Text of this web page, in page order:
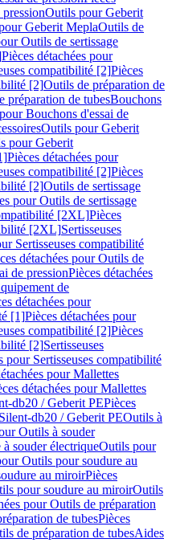
Outils pour Geberit
Geberit MeplaOutils de
Outils de sertissage
Pièces détachées pour
compatibilité [2]Pièces
[2]Outils de préparation de
préparation de tubesBouchons
Bouchons d'essai de
Outils pour Geberit
pour Geberit
Pièces détachées pour
compatibilité [2]Pièces
[2]Outils de sertissage
pour Outils de sertissage
[2XL]Pièces
[2XL]Sertisseuses
Sertisseuses compatibilité
détachées pour Outils de
de pressionPièces détachées
de
détachées pour
[1]Pièces détachées pour
compatibilité [2]Pièces
[2]Sertisseuses
pour Sertisseuses compatibilité
pour Mallettes
détachées pour Mallettes
db20 / Geberit PEPièces
db20 / Geberit PEOutils à
Outils à souder
souder électriqueOutils pour
Outils pour soudure au
au miroirPièces
pour soudure au miroirOutils
pour Outils de préparation
de tubesPièces
de préparation de tubesAides